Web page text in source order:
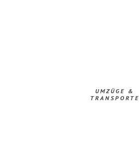
UMZÜGE &
TRANSPORTE